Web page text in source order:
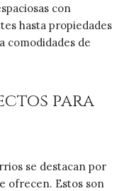
con
hasta propiedades
comodidades de
para
se destacan por
ofrecen. Estos son